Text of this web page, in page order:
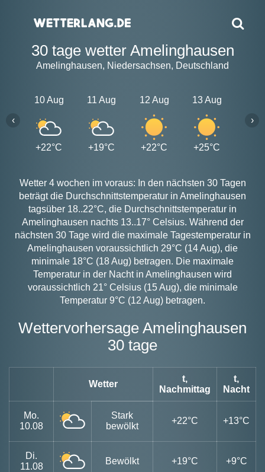
30 tage wetter Amelinghausen
Amelinghausen, Niedersachsen, Deutschland
10 Aug
+22°C
11 Aug
+19°C
12 Aug
+22°C
13 Aug
+25°C
‹ ›
Wetter 4 wochen im voraus: In den nächsten 30 Tagen
beträgt die Durchschnittstemperatur in Amelinghausen
tagsüber 18..22°C, die Durchschnittstemperatur in
Amelinghausen nachts 13..17° Celsius. Während der
nächsten 30 Tage wird die maximale Tagestemperatur in
Amelinghausen voraussichtlich 29°C (14 Aug), die
minimale 18°C (18 Aug) betragen. Die maximale
Temperatur in der Nacht in Amelinghausen wird
voraussichtlich 21° Celsius (15 Aug), die minimale
Temperatur 9°C (12 Aug) betragen.
Wettervorhersage Amelinghausen
30 tage
Wetter
t,
Nachmittag
t,
Nacht
Mo.
10.08
Stark
bewölkt
+22°C +13°C
Di.
11.08
Bewölkt +19°C +9°C